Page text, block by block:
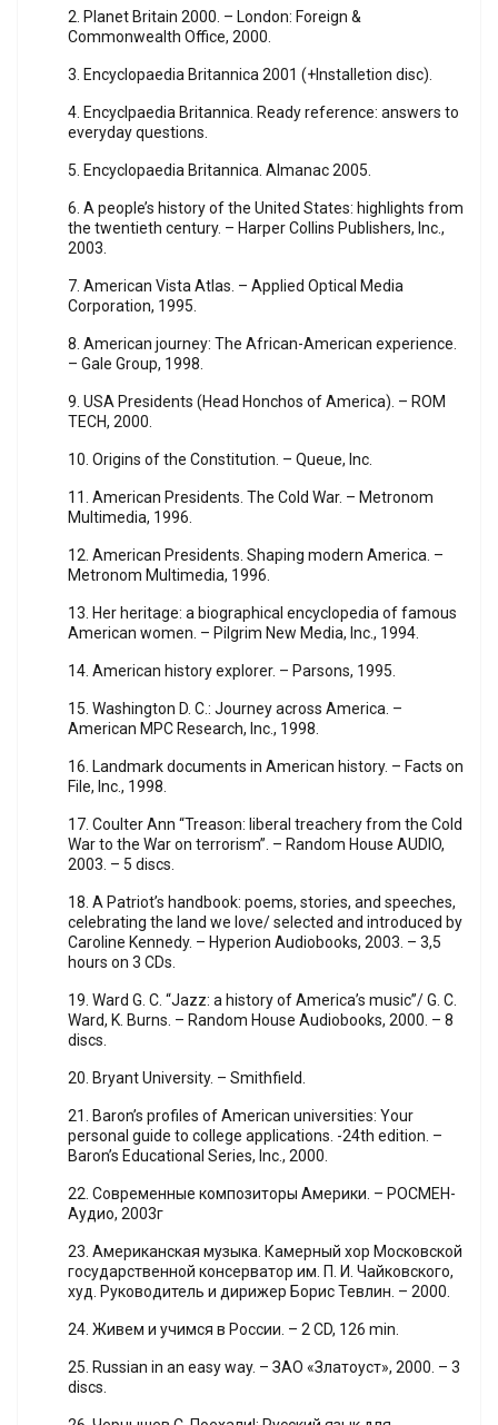
2. Planet Britain 2000. – London: Foreign &
Commonwealth Office, 2000.
3. Encyclopaedia Britannica 2001 (+Installetion disc).
4. Encyclpaedia Britannica. Ready reference: answers to
everyday questions.
5. Encyclopaedia Britannica. Almanac 2005.
6. A people’s history of the United States: highlights from
the twentieth century. – Harper Collins Publishers, Inc.,
2003.
7. American Vista Atlas. – Applied Optical Media
Corporation, 1995.
8. American journey: The African-American experience.
– Gale Group, 1998.
9. USA Presidents (Head Honchos of America). – ROM
TECH, 2000.
10. Origins of the Constitution. – Queue, Inc.
11. American Presidents. The Cold War. – Metronom
Multimedia, 1996.
12. American Presidents. Shaping modern America. –
Metronom Multimedia, 1996.
13. Her heritage: a biographical encyclopedia of famous
American women. – Pilgrim New Media, Inc., 1994.
14. American history explorer. – Parsons, 1995.
15. Washington D. C.: Journey across America. –
American MPC Research, Inc., 1998.
16. Landmark documents in American history. – Facts on
File, Inc., 1998.
17. Coulter Ann “Treason: liberal treachery from the Cold
War to the War on terrorism”. – Random House AUDIO,
2003. – 5 discs.
18. A Patriot’s handbook: poems, stories, and speeches,
celebrating the land we love/ selected and introduced by
Caroline Kennedy. – Hyperion Audiobooks, 2003. – 3,5
hours on 3 CDs.
19. Ward G. C. “Jazz: a history of America’s music”/ G. C.
Ward, K. Burns. – Random House Audiobooks, 2000. – 8
discs.
20. Bryant University. – Smithfield.
21. Baron’s profiles of American universities: Your
personal guide to college applications. -24th edition. –
Baron’s Educational Series, Inc., 2000.
22. Современные композиторы Америки. – РОСМЕН-
Аудио, 2003г
23. Американская музыка. Камерный хор Московской
государственной консерватор им. П. И. Чайковского,
худ. Руководитель и дирижер Борис Тевлин. – 2000.
24. Живем и учимся в России. – 2 CD, 126 min.
25. Russian in an easy way. – ЗАО «Златоуст», 2000. – 3
discs.